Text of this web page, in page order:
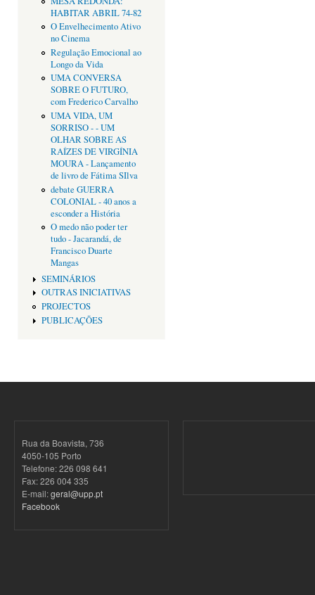
HABITAR ABRIL 74-82
O Envelhecimento Ativo
no Cinema
Regulação Emocional ao
Longo da Vida
UMA CONVERSA
SOBRE O FUTURO,
com Frederico Carvalho
UMA VIDA, UM
SORRISO - - UM
OLHAR SOBRE AS
RAÍZES DE VIRGÍNIA
MOURA - Lançamento
de livro de Fátima SIlva
debate GUERRA
COLONIAL - 40 anos a
esconder a História
O medo não poder ter
tudo - Jacarandá, de
Francisco Duarte
Mangas
SEMINÁRIOS
OUTRAS INICIATIVAS
PROJECTOS
PUBLICAÇÕES
Rua da Boavista, 736
4050-105 Porto
Telefone: 226 098 641
Fax: 226 004 335
E-mail:geral@upp.pt
Facebook